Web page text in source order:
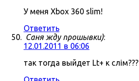
У меня Xbox 360 slim!
Ответить
Саня жду прошывки):
12.01.2011 в 06:06
так тогда выйдет Lt+ к слім???